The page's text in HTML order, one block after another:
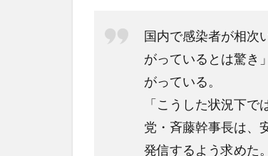
国内で感染者が相次
がっているとは驚き
がっている。
「こうした状況下
党・斉藤幹事長は、
発信するよう求めた。